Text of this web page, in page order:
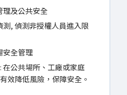
理及公共安全
測, 偵測非授權人員進入限
安全管理
: 在公共場所、工廠或家庭
效降低風險，保障安全。